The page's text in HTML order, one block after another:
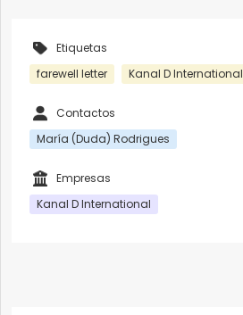
Etiquetas
farewell letter
Kanal D International
Contactos
María (Duda) Rodrigues
Empresas
Kanal D International